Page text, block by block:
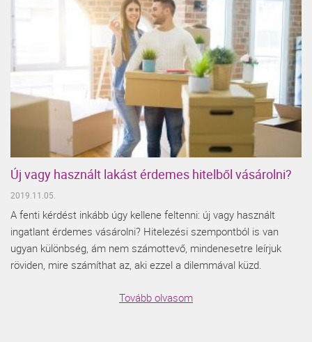
Új vagy használt lakást érdemes hitelből vásárolni?
2019.11.05.
A fenti kérdést inkább úgy kellene feltenni: új vagy használt
ingatlant érdemes vásárolni? Hitelezési szempontból is van
ugyan különbség, ám nem számottevő, mindenesetre leírjuk
röviden, mire számíthat az, aki ezzel a dilemmával küzd.
Tovább olvasom